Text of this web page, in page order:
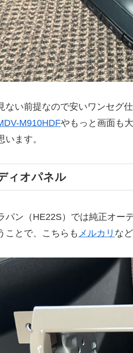
ない前提なので安いワンセグ
M910HDFやもっと画面も
います。
ィオパネル
パン（HE22S）では純正オー
ことで、こちらも メルカリ な